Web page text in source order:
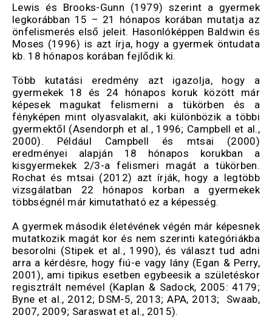
Lewis és Brooks-Gunn (1979) szerint a gyermek
legkorábban 15 – 21 hónapos korában mutatja az
önfelismerés első jeleit. Hasonlóképpen Baldwin és
Moses (1996) is azt írja, hogy a gyermek öntudata
kb. 18 hónapos korában fejlődik ki.
Több kutatási eredmény azt igazolja, hogy a
gyermekek 18 és 24 hónapos koruk között már
képesek magukat felismerni a tükörben és a
fényképen mint olyasvalakit, aki különbözik a többi
gyermektől (Asendorph et al., 1996; Campbell et al.,
2000). Például Campbell és mtsai (2000)
eredményei alapján 18 hónapos korukban a
kisgyermekek 2/3-a felismeri magát a tükörben.
Rochat és mtsai (2012) azt írják, hogy a legtöbb
vizsgálatban 22 hónapos korban a gyermekek
többségnél már kimutatható ez a képesség.
A gyermek második életévének végén már képesnek
mutatkozik magát kor és nem szerinti kategóriákba
besorolni (Stipek et al., 1990), és választ tud adni
arra a kérdésre, hogy fiú-e vagy lány (Egan & Perry,
2001), ami tipikus esetben egybeesik a születéskor
regisztrált nemével (Kaplan & Sadock, 2005: 4179;
Byne et al., 2012; DSM-5, 2013; APA, 2013; Swaab,
2007, 2009; Saraswat et al., 2015).